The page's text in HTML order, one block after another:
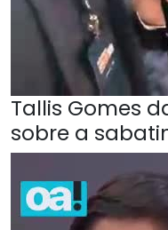
Tallis Gomes
sobre a